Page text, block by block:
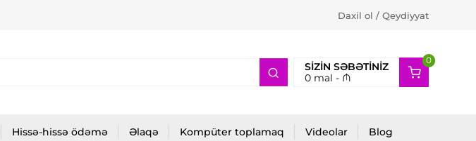
Daxil ol / Qeydiyyat
SIZIN SƏBƏTINIZ
0mal - ₼
0
2
Hissə-hissə ödəmə Əlaqə Kompüter toplamaq Videolar Blog